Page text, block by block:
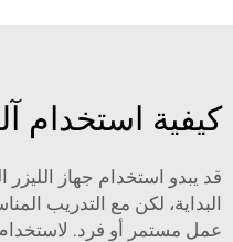
كيفية استخدام
قد يبدو استخدام جهاز الليزر
البداية، لكن مع التدريب
عمل مستمر أو فرد. لاستخدام